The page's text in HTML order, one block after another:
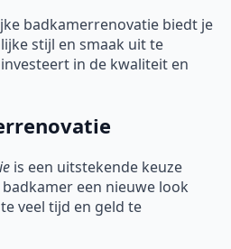
badkamerrenovatie biedt je
stijl en smaak uit te
in de kwaliteit en
is een uitstekende keuze
een nieuwe look
veel tijd en geld te